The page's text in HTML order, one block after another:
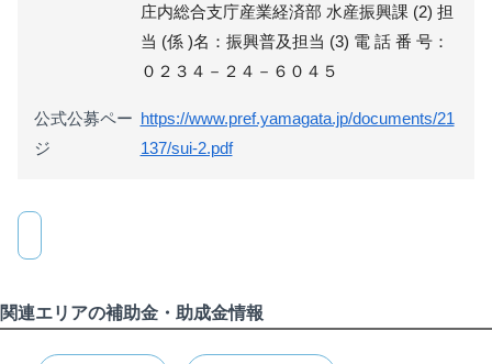
庄内総合支庁産業経済部 水産振興課 (2) 担
当 (係 )名：振興普及担当 (3) 電 話 番 号：
０２３４－２４－６０４５
公式公募ペー
ジ
https://www.pref.yamagata.jp/documents/21
137/sui-2.pdf
関連エリアの補助金・助成金情報